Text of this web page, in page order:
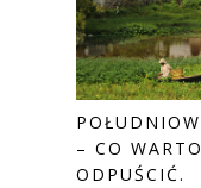
– CO
ODPUŚCIĆ.